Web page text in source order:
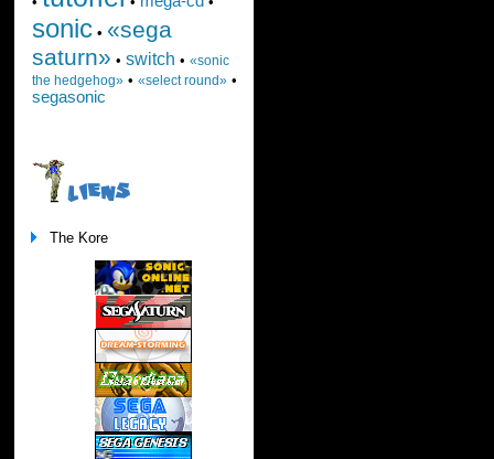
sonic• «sega
saturn» • switch • «sonic
the hedgehog»• «select round»•
segasonic
LIENS
The Kore